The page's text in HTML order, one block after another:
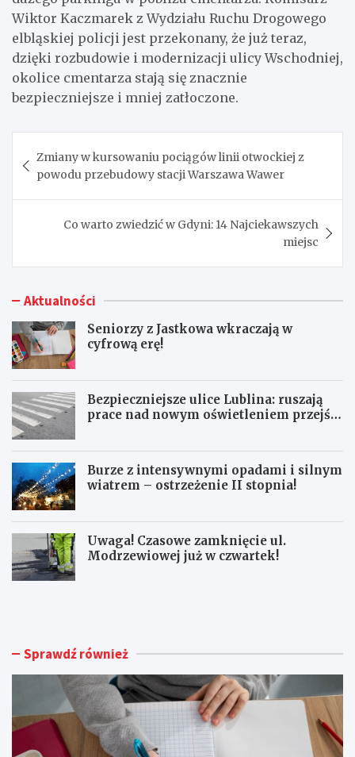
Wiktor Kaczmarek z Wydziału Ruchu Drogowego
elbląskiej policji jest przekonany, że już teraz,
dzięki rozbudowie i modernizacji ulicy Wschodniej,
okolice cmentarza stają się znacznie
bezpieczniejsze i mniej zatłoczone.
wpisu
Zmiany w kursowaniu pociągów linii otwockiej z
powodu przebudowy stacji Warszawa Wawer
Co warto zwiedzić w Gdyni: 14 Najciekawszych
miejsc
Aktualności
Seniorzy z Jastkowa wkraczają w
cyfrową erę!
Bezpieczniejsze ulice Lublina: ruszają
prace nad nowym oświetleniem przejść
Burze z intensywnymi opadami i silnym
wiatrem – ostrzeżenie II stopnia!
Uwaga! Czasowe zamknięcie ul.
Modrzewiowej już w czwartek!
S
r
J
a
B
e
i
e
Sprawdź również